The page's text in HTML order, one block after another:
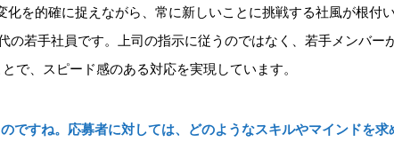
を的確に捉えながら、常に新しいことに挑戦する社風が根付
若手社員です。上司の指示に従うのではなく、若手メンバー
で、スピード感のある対応を実現しています。
ですね。応募者に対しては、どのようなスキルやマインドを求